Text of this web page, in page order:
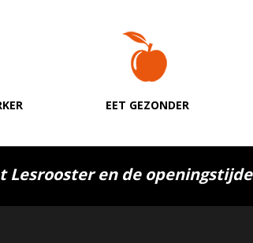
EET GEZONDER
Lesrooster en de